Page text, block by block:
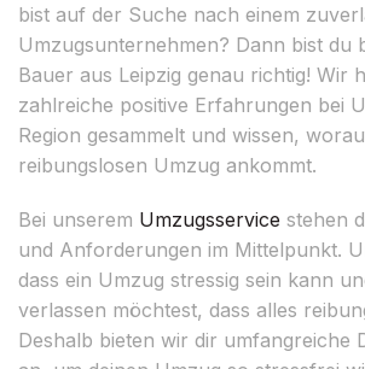
bist auf der Suche nach einem
Umzugsunternehmen? Dann bist du
Bauer aus Leipzig genau richtig! Wir
zahlreiche positive Erfahrungen bei
Region gesammelt und wissen,
reibungslosen Umzug ankommt.
Bei unserem Umzugsservice stehen
und Anforderungen im Mittelpunkt.
dass ein Umzug stressig sein kann
verlassen möchtest, dass alles
Deshalb bieten wir dir umfangreiche